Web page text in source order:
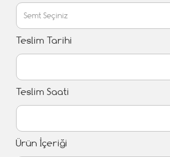
Teslim Tarihi
Teslim Saati
Ürün İçeriği